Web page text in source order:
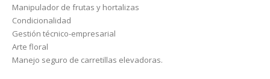
Manipulador de frutas y hortalizas
Condicionalidad
Gestión técnico-empresarial
Arte floral
Manejo seguro de carretillas elevadoras.